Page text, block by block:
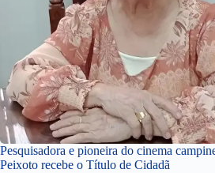
Pesquisadora e pioneira do cinema
Peixoto recebe o Título de Cidadã